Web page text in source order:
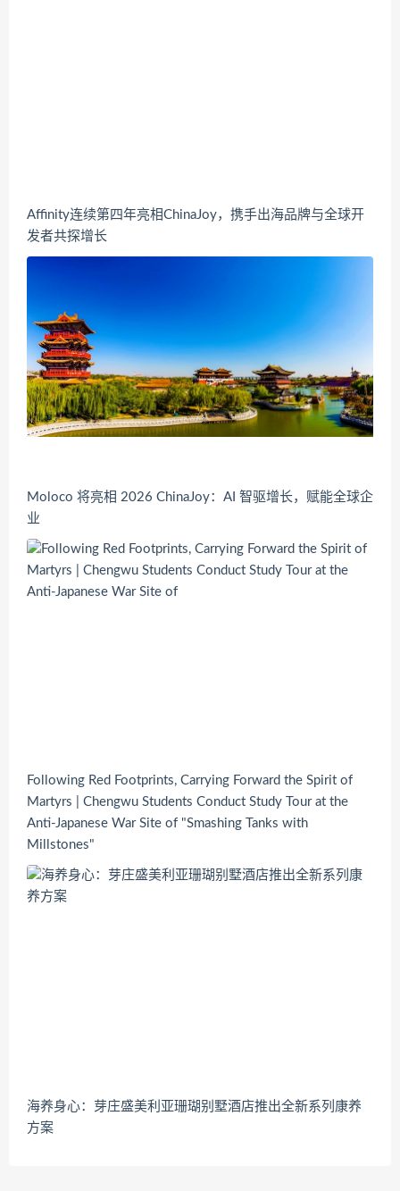
Affinity连续第四年亮相ChinaJoy，携手出海品牌与全球开
发者共探增长
Moloco 将亮相 2026 ChinaJoy：AI 智驱增长，赋能全球企
业
Following Red Footprints, Carrying Forward the Spirit of
Martyrs | Chengwu Students Conduct Study Tour at the
Anti-Japanese War Site of "Smashing Tanks with
Millstones"
海养身心：芽庄盛美利亚珊瑚别墅酒店推出全新系列康养
方案